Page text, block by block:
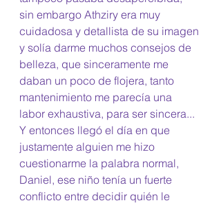
sin embargo Athziry era muy
cuidadosa y detallista de su imagen
y solía darme muchos consejos de
belleza, que sinceramente me
daban un poco de flojera, tanto
mantenimiento me parecía una
labor exhaustiva, para ser sincera...
Y entonces llegó el día en que
justamente alguien me hizo
cuestionarme la palabra normal,
Daniel, ese niño tenía un fuerte
conflicto entre decidir quién le